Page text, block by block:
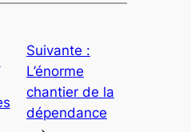
Suivante :
L’énorme
chantier de la
dépendance